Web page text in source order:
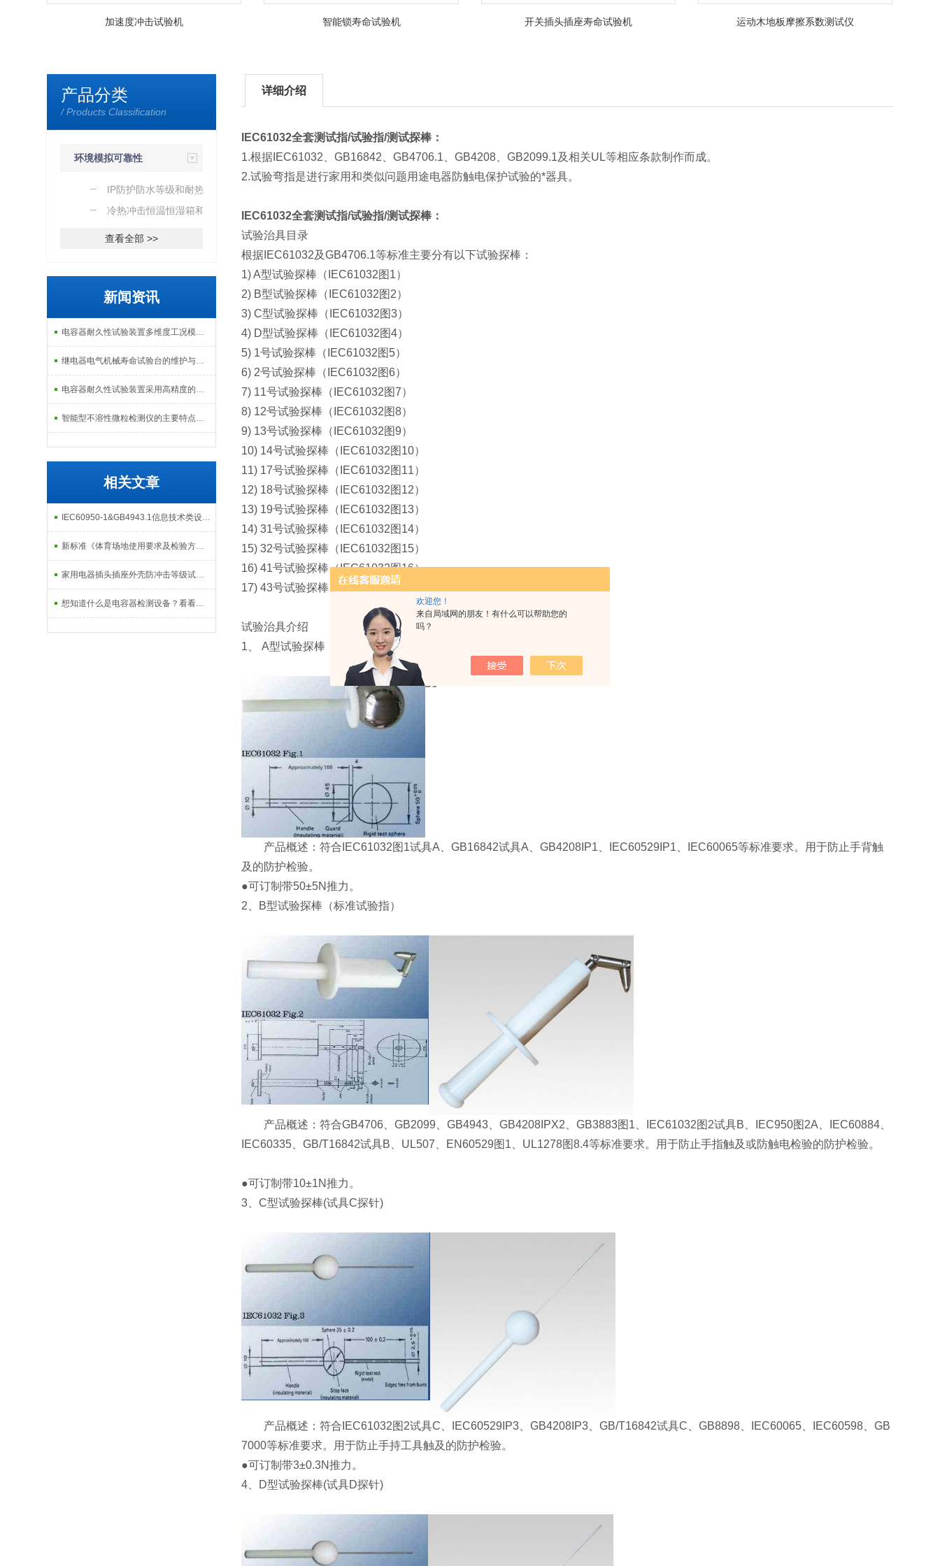
欢迎您！
来自局域网的朋友！有什么可以帮助您的
吗？
加速度冲击试验机 智能锁寿命试验机 开关插头插座寿命试验机 运动木地板摩擦系数测试仪
产品分类
/ Products Classification
环境模拟可靠性
检测设备IP防护防水等级和耐热阻
燃设备
冷热冲击恒温恒湿箱和老
化试验箱
查看全部 >>
新闻资讯
电容器耐久性试验装置多维度工况模拟子系统分享
继电器电气机械寿命试验台的维护与校准方式
电容器耐久性试验装置采用高精度的温度控制系统
智能型不溶性微粒检测仪的主要特点及基本工作流程介绍
相关文章
IEC60950-1&GB4943.1信息技术类设备检测实验室配置清单
新标准《体育场地使用要求及检验方法 第6部分：田径场地》批准发布
家用电器插头插座外壳防冲击等级试验——IK摆锤冲击试验装置
想知道什么是电容器检测设备？看看这些吧
详细介绍
IEC61032全套测试指/试验指/测试探棒 ：
1.根据IEC61032、GB16842、GB4706.1、GB4208、GB2099.1及相关UL等相应条款制作而成。
2.试验弯指是进行家用和类似问题用途电器防触电保护试验的*器具。
IEC61032全套测试指/试验指/测试探棒 ：
试验治具目录
根据IEC61032及GB4706.1等标准主要分有以下试验探棒：
1) A型试验探棒（IEC61032图1）
2) B型试验探棒（IEC61032图2）
3) C型试验探棒（IEC61032图3）
4) D型试验探棒（IEC61032图4）
5) 1号试验探棒（IEC61032图5）
6) 2号试验探棒（IEC61032图6）
7) 11号试验探棒（IEC61032图7）
8) 12号试验探棒（IEC61032图8）
9) 13号试验探棒（IEC61032图9）
10) 14号试验探棒（IEC61032图10）
11) 17号试验探棒（IEC61032图11）
12) 18号试验探棒（IEC61032图12）
13) 19号试验探棒（IEC61032图13）
14) 31号试验探棒（IEC61032图14）
15) 32号试验探棒（IEC61032图15）
16) 41号试验探棒（IEC61032图16）
17) 43号试验探棒（IEC61032图17）
试验治具介绍
1、 A型试验探棒（试具A探针）
产品概述：符合IEC61032图1试具A、GB16842试具A、GB4208IP1、IEC60529IP1、IEC60065等标准要求。用于防止手背触
及的防护检验。
●可订制带50±5N推力。
2、B型试验探棒（标准试验指）
产品概述：符合GB4706、GB2099、GB4943、GB4208IPX2、GB3883图1、IEC61032图2试具B、IEC950图2A、IEC60884、
IEC60335、GB/T16842试具B、UL507、EN60529图1、UL1278图8.4等标准要求。用于防止手指触及或防触电检验的防护检验。
●可订制带10±1N推力。
3、C型试验探棒(试具C探针)
产品概述：符合IEC61032图2试具C、IEC60529IP3、GB4208IP3、GB/T16842试具C、GB8898、IEC60065、IEC60598、GB
7000等标准要求。用于防止手持工具触及的防护检验。
●可订制带3±0.3N推力。
4、D型试验探棒(试具D探针)